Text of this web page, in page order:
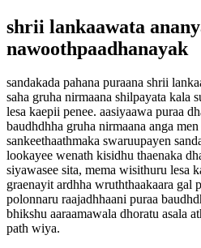
shrii lankaawata
nawoothpaadhanayak
sandakada pahana puraana shrii
saha gruha nirmaana shilpayata kala
lesa kaepii penee. aasiyaawa puraa
baudhdhha gruha nirmaana anga
sankeethaathmaka swaruupayen
lookayee wenath kisidhu thaenaka
siyawasee sita, mema wisithuru lesa
graenayit ardhha wruththaakaara gal
polonnaru raajadhhaani puraa
bhikshu aaraamawala dhoratu asala
path wiya.